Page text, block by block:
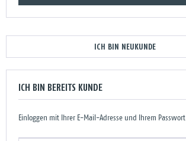
ICH BIN NEUKUNDE
ICH BIN BEREITS KUNDE
Einloggen mit Ihrer E-Mail-Adresse und Ihrem Passwort